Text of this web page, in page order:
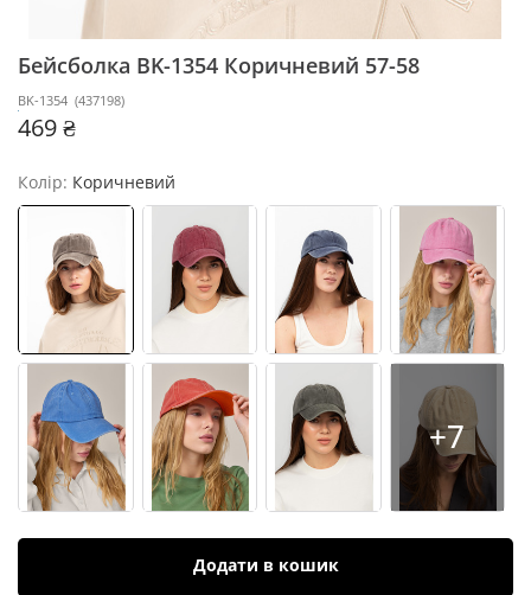
Бейсболка BK-1354 Коричневий 57-58
BK-1354 (437198)
469 ₴
Колір: Коричневий
+7
Додати в кошик